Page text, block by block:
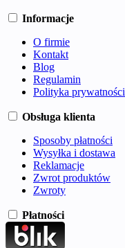
Informacje
O firmie
Kontakt
Blog
Regulamin
Polityka
Obsługa klienta
Sposoby płatności
Wysyłka i dostawa
Reklamacje
Zwrot produktów
Zwroty
Płatności